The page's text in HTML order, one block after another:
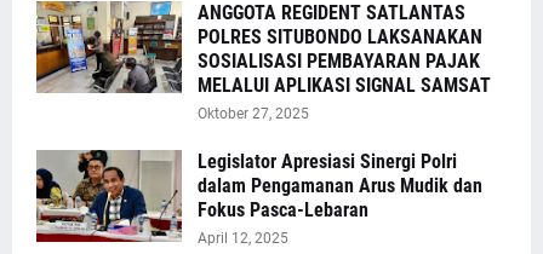
ANGGOTA REGIDENT SATLANTAS
POLRES SITUBONDO LAKSANAKAN
SOSIALISASI PEMBAYARAN PAJAK
MELALUI APLIKASI SIGNAL SAMSAT
Oktober 27, 2025
Legislator Apresiasi Sinergi Polri
dalam Pengamanan Arus Mudik dan
Fokus Pasca-Lebaran
April 12, 2025